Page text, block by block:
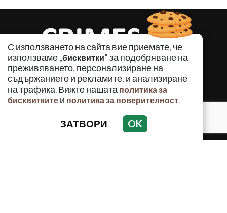
С използването на сайта вие приемате, че
използваме „бисквитки" за подобряване на
преживяването, персонализиране на
съдържанието и рекламите, и анализиране
на трафика. Вижте нашата политика за
бисквитките и политика за поверителност.
ЗАТВОРИ OK
КРИМИНАЛНО
ИНЦИДЕНТИ